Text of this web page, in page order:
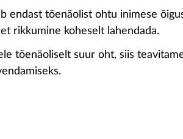
endast tõenäolist ohtu inimese
rikkumine koheselt lahendada.
tõenäoliselt suur oht, siis